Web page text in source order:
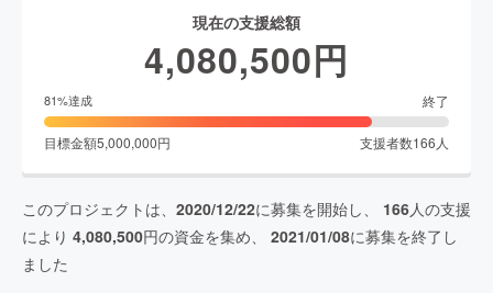
現在の支援総額
4,080,500円
81%達成 終了
目標金額5,000,000円 支援者数166 人
このプロジェクトは、 2020/12/22に募集を開始し、 166人の支援
により 4,080,500円の資金を集め、 2021/01/08に募集を終了し
ました